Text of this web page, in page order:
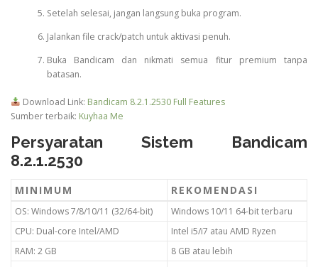
Setelah selesai, jangan langsung buka program.
Jalankan file crack/patch untuk aktivasi penuh.
Buka Bandicam dan nikmati semua fitur premium tanpa
batasan.
Download Link: Bandicam 8.2.1.2530 Full Features
Sumber terbaik: Kuyhaa Me
Persyaratan Sistem Bandicam
8.2.1.2530
MINIMUM REKOMENDASI
OS: Windows 7/8/10/11 (32/64-bit)
Windows 10/11 64-bit terbaru
CPU: Dual-core Intel/AMD
Intel i5/i7 atau AMD Ryzen
RAM: 2 GB
8 GB atau lebih